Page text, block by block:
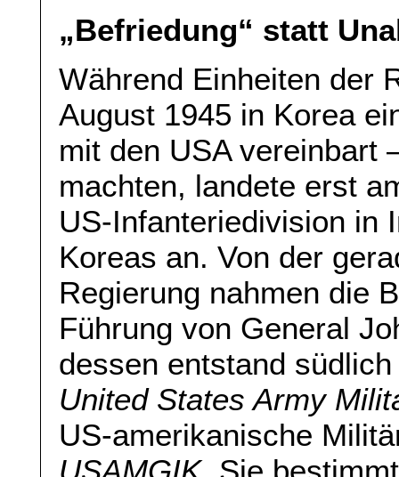
„Befriedung“ statt
Während Einheiten der
August 1945 in Korea
mit den USA vereinbart
machten, landete erst
US-Infanteriedivision in
Koreas an. Von der
Regierung nahmen die
Führung von General
dessen entstand
United States Army
US-amerikanische
USAMGIK. Sie